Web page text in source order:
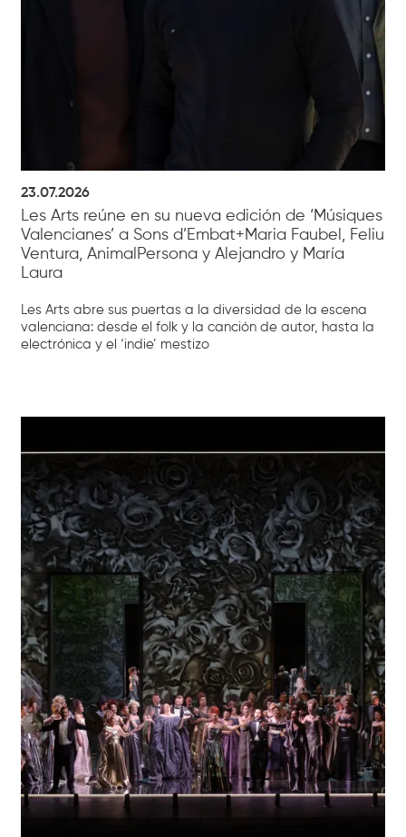
23.07.2026
Les Arts reúne en su nueva edición de ‘Músiques
Valencianes’ a Sons d’Embat+Maria Faubel, Feliu
Ventura, AnimalPersona y Alejandro y María
Laura
Les Arts abre sus puertas a la diversidad de la escena
valenciana: desde el folk y la canción de autor, hasta la
electrónica y el ‘indie’ mestizo